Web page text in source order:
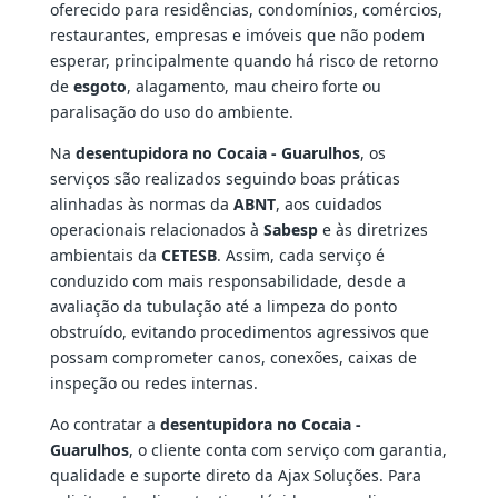
oferecido para residências, condomínios, comércios,
restaurantes, empresas e imóveis que não podem
esperar, principalmente quando há risco de retorno
de esgoto, alagamento, mau cheiro forte ou
paralisação do uso do ambiente.
Na desentupidora no Cocaia - Guarulhos, os
serviços são realizados seguindo boas práticas
alinhadas às normas da ABNT, aos cuidados
operacionais relacionados à Sabespe às diretrizes
ambientais da CETESB. Assim, cada serviço é
conduzido com mais responsabilidade, desde a
avaliação da tubulação até a limpeza do ponto
obstruído, evitando procedimentos agressivos que
possam comprometer canos, conexões, caixas de
inspeção ou redes internas.
Ao contratar a desentupidora no Cocaia -
Guarulhos, o cliente conta com serviço com garantia,
qualidade e suporte direto da Ajax Soluções. Para